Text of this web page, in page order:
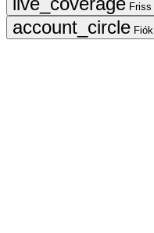
Friss
Fiók